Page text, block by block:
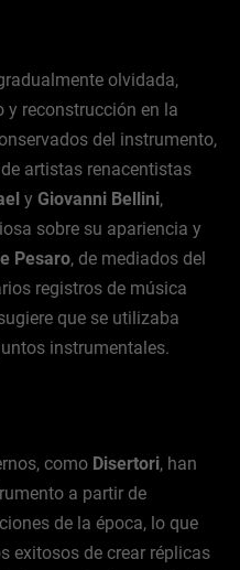
olvidada,
y reconstrucción en la
del instrumento,
artistas renacentistas
y Giovanni Bellini,
sobre su apariencia y
Pesaro, de mediados del
registros de música
que se utilizaba
instrumentales.
como Disertori, han
a partir de
de la época, lo que
exitosos de crear réplicas